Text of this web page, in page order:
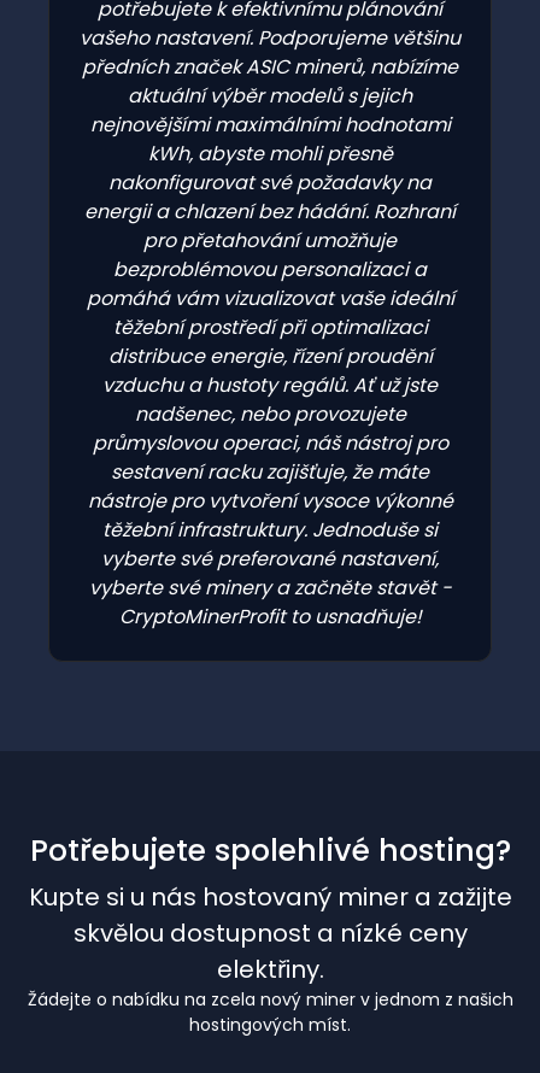
potřebujete k efektivnímu plánování
vašeho nastavení. Podporujeme většinu
předních značek ASIC minerů, nabízíme
aktuální výběr modelů s jejich
nejnovějšími maximálními hodnotami
kWh, abyste mohli přesně
nakonfigurovat své požadavky na
energii a chlazení bez hádání. Rozhraní
pro přetahování umožňuje
bezproblémovou personalizaci a
pomáhá vám vizualizovat vaše ideální
těžební prostředí při optimalizaci
distribuce energie, řízení proudění
vzduchu a hustoty regálů. Ať už jste
nadšenec, nebo provozujete
průmyslovou operaci, náš nástroj pro
sestavení racku zajišťuje, že máte
nástroje pro vytvoření vysoce výkonné
těžební infrastruktury. Jednoduše si
vyberte své preferované nastavení,
vyberte své minery a začněte stavět -
CryptoMinerProfit to usnadňuje!
Potřebujete spolehlivé hosting?
Kupte si u nás hostovaný miner a zažijte
skvělou dostupnost a nízké ceny
elektřiny.
Žádejte o nabídku na zcela nový miner v jednom z našich
hostingových míst.